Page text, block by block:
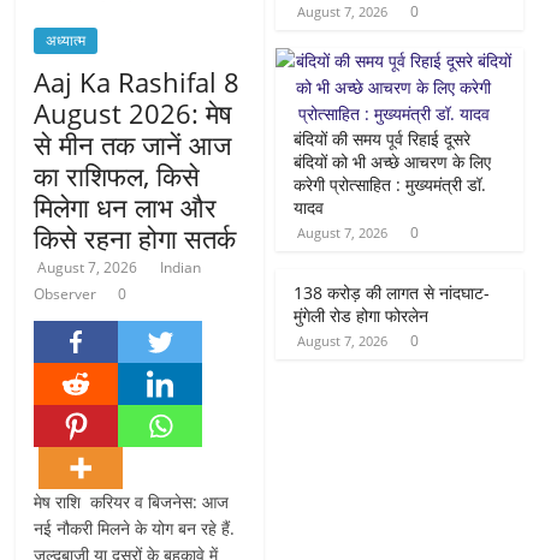
अध्यात्म
Aaj Ka Rashifal 8
August 2026: मेष
से मीन तक जानें आज
का राशिफल, किसे
मिलेगा धन लाभ और
किसे रहना होगा सतर्क
August 7, 2026
Indian
Observer
0
मेष राशि करियर व बिजनेस: आज
नई नौकरी मिलने के योग बन रहे हैं.
जल्दबाजी या दूसरों के बहकावे में
August 7, 2026 0
बंदियों की समय पूर्व रिहाई दूसरे
बंदियों को भी अच्छे आचरण के लिए
करेगी प्रोत्साहित : मुख्यमंत्री डॉ.
यादव
August 7, 2026 0
138 करोड़ की लागत से नांदघाट-
मुंगेली रोड होगा फोरलेन
August 7, 2026 0